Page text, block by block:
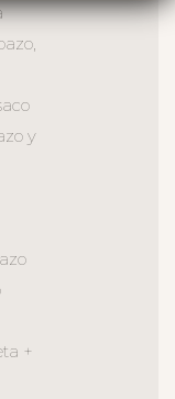
y
+